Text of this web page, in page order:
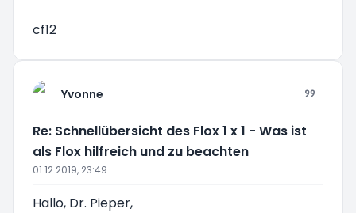
cf12
Yvonne
Re: Schnellübersicht des Flox 1 x 1 - Was ist
als Flox hilfreich und zu beachten
01.12.2019, 23:49
Hallo, Dr. Pieper,